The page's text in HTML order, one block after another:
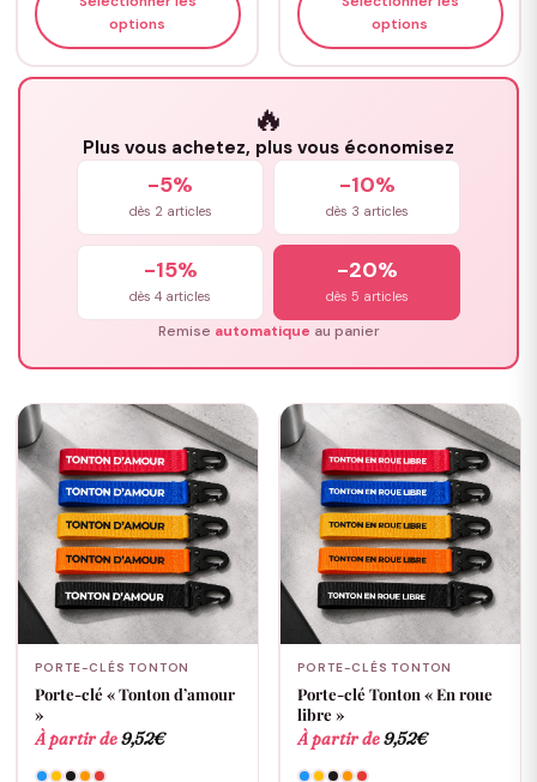
options
options
🔥
Plus vous achetez, plus vous économisez
-5%
dès 2 articles
-10%
dès 3 articles
-15%
dès 4 articles
-20%
dès 5 articles
Remise automatique au panier
PORTE-CLÉS TONTON
Porte-clé « Tonton d’amour
»
À partir de9,52€
PORTE-CLÉS TONTON
Porte-clé Tonton « En roue
libre »
À partir de9,52€